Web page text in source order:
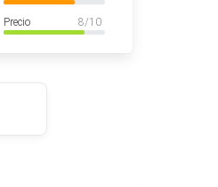
Precio 8/ 10